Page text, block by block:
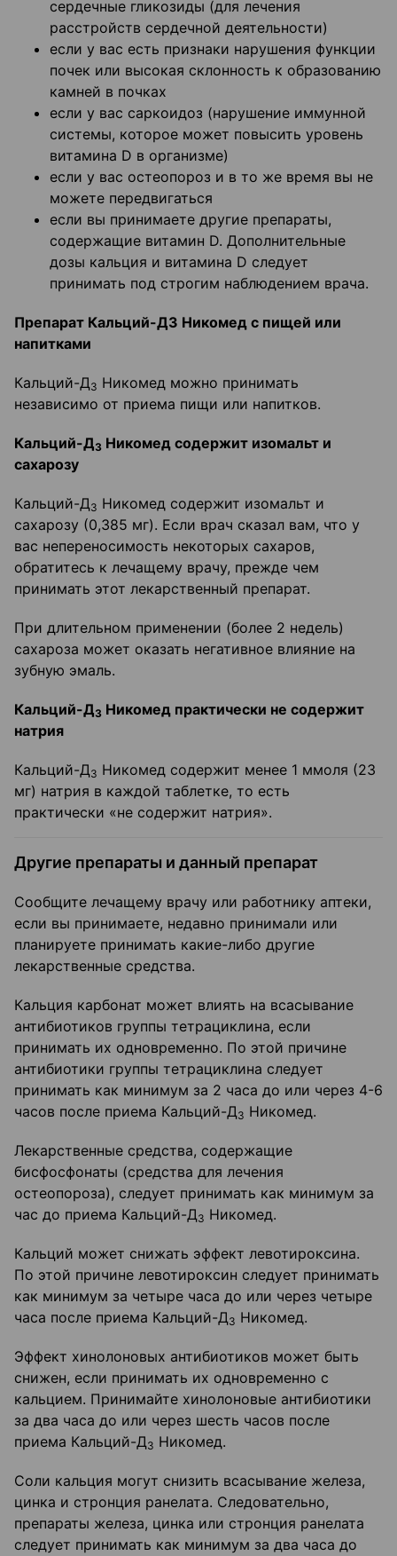
сердечные гликозиды (для лечения
расстройств сердечной деятельности)
если у вас есть признаки нарушения функции
почек или высокая склонность к образованию
камней в почках
если у вас саркоидоз (нарушение иммунной
системы, которое может повысить уровень
витамина D в организме)
если у вас остеопороз и в то же время вы не
можете передвигаться
если вы принимаете другие препараты,
содержащие витамин D. Дополнительные
дозы кальция и витамина D следует
принимать под строгим наблюдением врача.
Препарат Кальций-Д3 Никомед с пищей или
напитками
Кальций-Д3 Никомед можно принимать
независимо от приема пищи или напитков.
Кальций-Д3 Никомед содержит изомальт и
сахарозу
Кальций-Д3 Никомед содержит изомальт и
сахарозу (0,385 мг). Если врач сказал вам, что у
вас непереносимость некоторых сахаров,
обратитесь к лечащему врачу, прежде чем
принимать этот лекарственный препарат.
При длительном применении (более 2 недель)
сахароза может оказать негативное влияние на
зубную эмаль.
Кальций-Д3 Никомед практически не содержит
натрия
Кальций-Д3 Никомед содержит менее 1 ммоля (23
мг) натрия в каждой таблетке, то есть
практически «не содержит натрия».
Другие препараты и данный препарат
Сообщите лечащему врачу или работнику аптеки,
если вы принимаете, недавно принимали или
планируете принимать какие-либо другие
лекарственные средства.
Кальция карбонат может влиять на всасывание
антибиотиков группы тетрациклина, если
принимать их одновременно. По этой причине
антибиотики группы тетрациклина следует
принимать как минимум за 2 часа до или через 4-6
часов после приема Кальций-Д3 Никомед.
Лекарственные средства, содержащие
бисфосфонаты (средства для лечения
остеопороза), следует принимать как минимум за
час до приема Кальций-Д3 Никомед.
Кальций может снижать эффект левотироксина.
По этой причине левотироксин следует принимать
как минимум за четыре часа до или через четыре
часа после приема Кальций-Д3 Никомед.
Эффект хинолоновых антибиотиков может быть
снижен, если принимать их одновременно с
кальцием. Принимайте хинолоновые антибиотики
за два часа до или через шесть часов после
приема Кальций-Д3 Никомед.
Соли кальция могут снизить всасывание железа,
цинка и стронция ранелата. Следовательно,
препараты железа, цинка или стронция ранелата
следует принимать как минимум за два часа до